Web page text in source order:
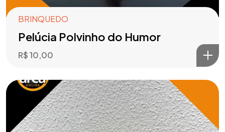
BRINQUEDO
Pelúcia Polvinho do Humor
R$10,00